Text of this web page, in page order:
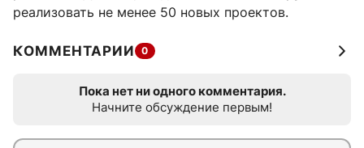
реализовать не менее 50 новых проектов.
КОММЕНТАРИИ 0
Пока нет ни одного комментария.
Начните обсуждение первым!